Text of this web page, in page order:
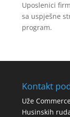
Uposlenici
sa uspješne
program.
Kontakt
Uže
Husinskih